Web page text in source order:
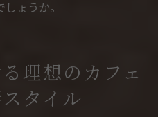
ょうか。
理想のカフェ
タイル